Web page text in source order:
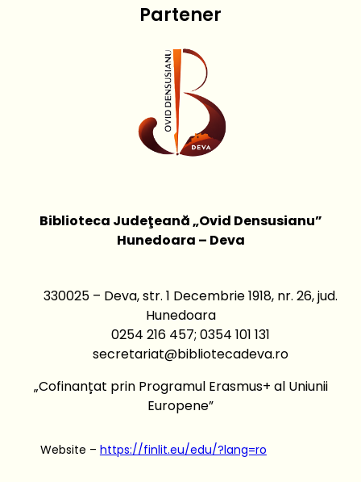
Partener
Biblioteca Judeţeană „Ovid Densusianu”
Hunedoara – Deva
330025 – Deva, str. 1 Decembrie 1918, nr. 26, jud.
Hunedoara
0254 216 457; 0354 101 131
secretariat@bibliotecadeva.ro
„Cofinanțat prin Programul Erasmus+ al Uniunii
Europene”
Website – https://finlit.eu/edu/?lang=ro